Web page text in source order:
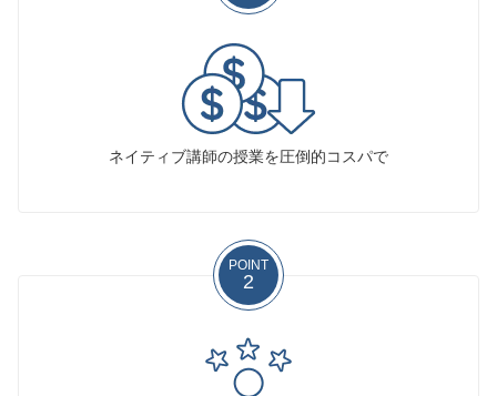
ネイティブ講師の授業を圧倒的コスパで
POINT
2